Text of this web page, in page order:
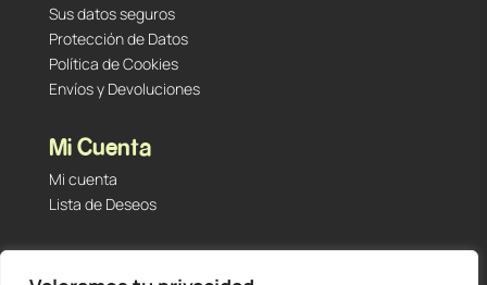
Sus datos seguros
Protección de Datos
Política de Cookies
Envíos y Devoluciones
Mi Cuenta
Mi cuenta
Lista de Deseos